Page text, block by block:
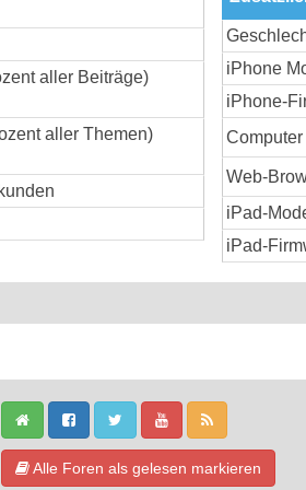
aller Beiträge)
aller Themen)
iPhone
iPhone-
Computer
Web-
iPad-
iPad-
Alle Foren als gelesen markieren